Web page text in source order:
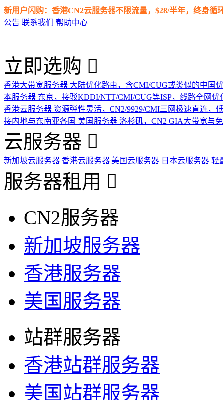
新用户闪购：香港CN2云服务器不限流量，$28/半年，终身循
公告 联系我们 帮助中心
立即选购
香港大带宽服务器 大陆优化路由，含CMI/CUG或类似的中国
本服务器 东京，接驳KDDI/NTT/CMI/CUG等ISP，线路全网优
香港云服务器 资源弹性灵活，CN2/9929/CMI三网极速直连，
接内地与东南亚各国 美国服务器 洛杉矶，CN2 GIA大带宽与
云服务器
新加坡云服务器 香港云服务器 美国云服务器 日本云服务器 轻
服务器租用
CN2服务器
新加坡服务器
香港服务器
美国服务器
站群服务器
香港站群服务器
美国站群服务器